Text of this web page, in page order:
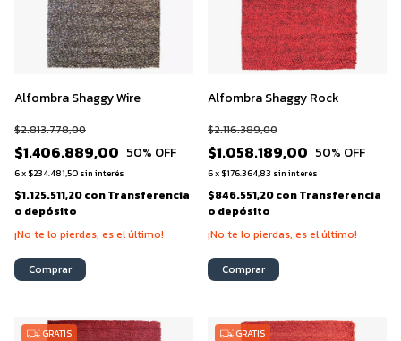
Alfombra Shaggy Wire
$1.406.889,00
$2.813.778,00
50% OFF
6x $234.481,50 sin interés
$1.125.511,20conTransferencia
o depósito
¡No te lo pierdas, es el último!
Comprar
Alfombra Shaggy Rock
$1.058.189,00
$2.116.389,00
50% OFF
6x $176.364,83 sin interés
$846.551,20conTransferencia
o depósito
¡No te lo pierdas, es el último!
Comprar
GRATIS GRATIS